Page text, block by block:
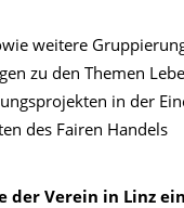
weitere
zu den Themen
in der
des Fairen Handels
der Verein in Linz